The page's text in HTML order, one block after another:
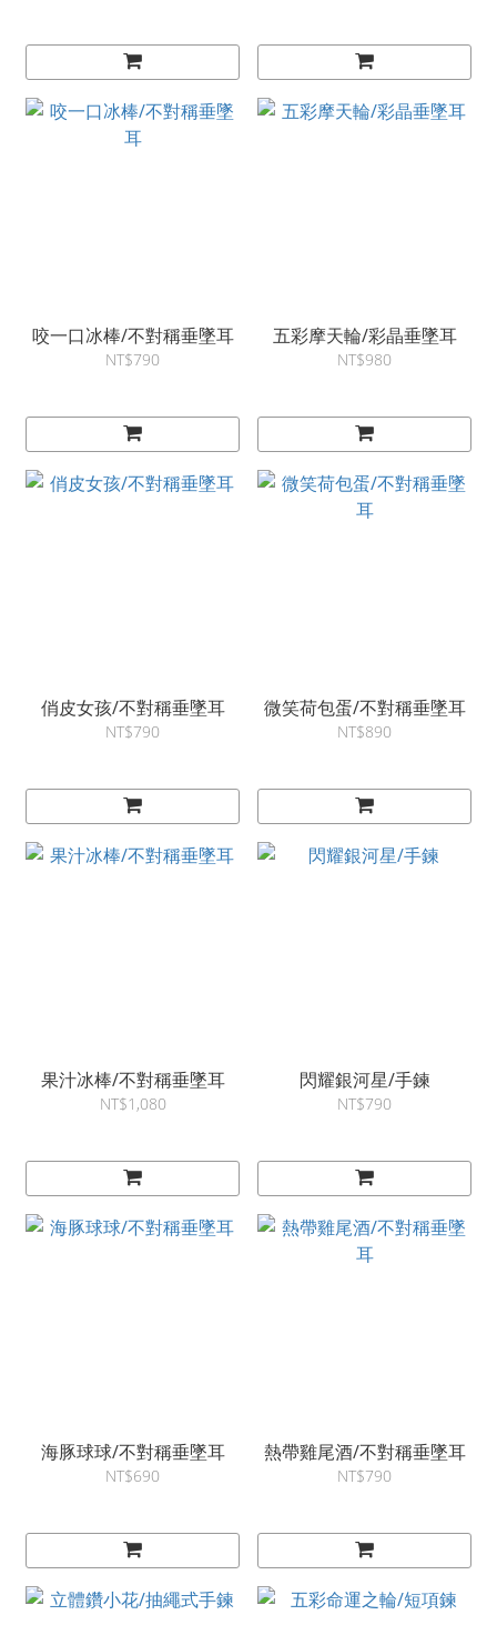
咬一口冰棒/不對稱垂墜耳
NT$790
五彩摩天輪/彩晶垂墜耳
NT$980
俏皮女孩/不對稱垂墜耳
NT$790
微笑荷包蛋/不對稱垂墜耳
NT$890
果汁冰棒/不對稱垂墜耳
NT$1,080
閃耀銀河星/手鍊
NT$790
海豚球球/不對稱垂墜耳
NT$690
熱帶雞尾酒/不對稱垂墜耳
NT$790